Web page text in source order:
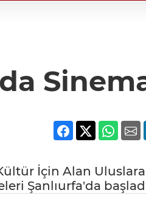
İçin Alan
Şanlıurfa'da